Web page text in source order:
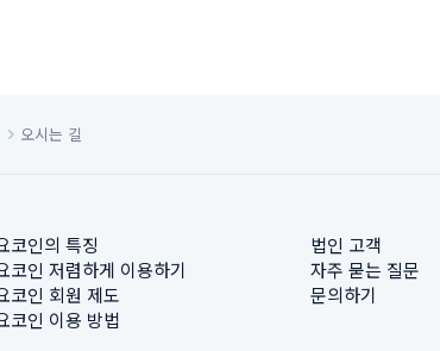
오시는 길
코인의 특징
코인 저렴하게 이용하기
코인 회원 제도
코인 이용 방법
법인 고객
자주 묻는 질문
문의하기